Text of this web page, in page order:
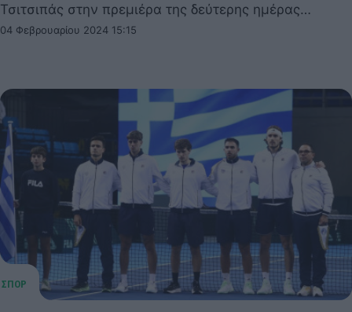
Τσιτσιπάς στην πρεμιέρα της δεύτερης ημέρας…
04 Φεβρουαρίου 2024 15:15